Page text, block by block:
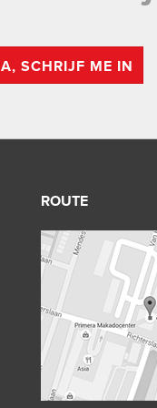
SCHRIJF ME IN
ROUTE